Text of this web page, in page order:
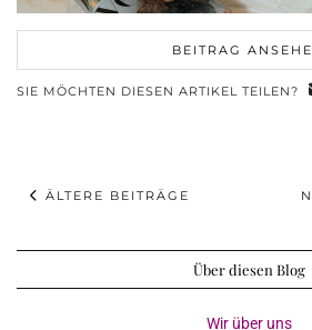
BEITRAG
SIE MÖCHTEN DIESEN ARTIKEL TEILEN?
ÄLTERE BEITRÄGE
Über diesen Blog
Wir über uns